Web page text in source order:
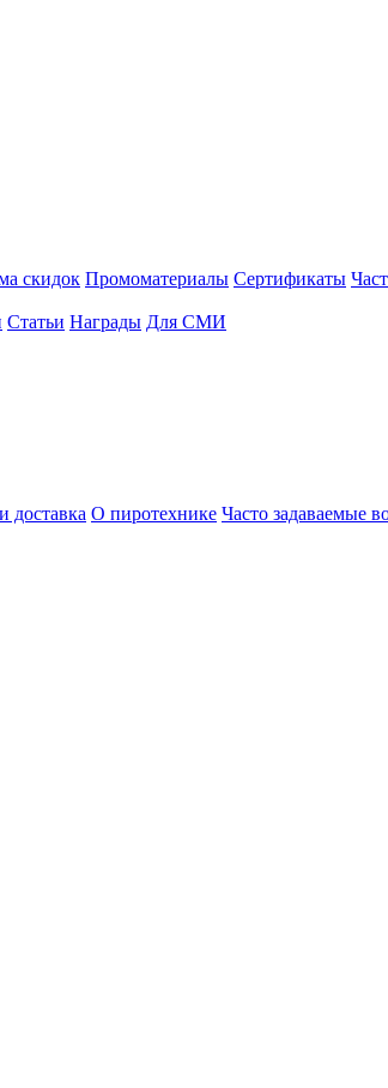
скидок Промоматериалы Сертификаты
Статьи Награды Для СМИ
доставка О пиротехнике Часто задаваемые